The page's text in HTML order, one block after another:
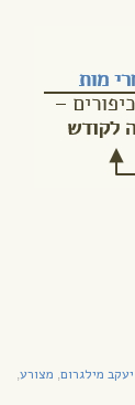
יעקב מילגרום, מצורע,